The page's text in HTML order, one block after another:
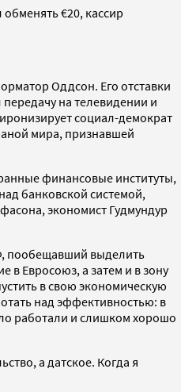
€20, кассир
Оддсон. Его отставки
на телевидении и
социал-демократ
мира, признавшей
финансовые институты,
банковской системой,
экономист Гудмундур
пообещавший выделить
Евросоюз, а затем и в зону
в свою экономическую
над эффективностью: в
работали и слишком хорошо
а датское. Когда я